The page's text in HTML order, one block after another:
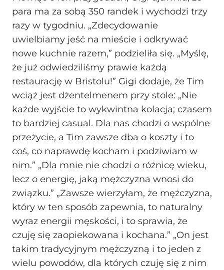
para ma za sobą 350 randek i wychodzi trzy
razy w tygodniu. „Zdecydowanie
uwielbiamy jeść na mieście i odkrywać
nowe kuchnie razem,” podzieliła się. „Myślę,
że już odwiedziliśmy prawie każdą
restaurację w Bristolu!” Gigi dodaje, że Tim
wciąż jest dżentelmenem przy stole: „Nie
każde wyjście to wykwintna kolacja; czasem
to bardziej casual. Dla nas chodzi o wspólne
przeżycie, a Tim zawsze dba o koszty i to
coś, co naprawdę kocham i podziwiam w
nim.” „Dla mnie nie chodzi o różnicę wieku,
lecz o energię, jaką mężczyzna wnosi do
związku.” „Zawsze wierzyłam, że mężczyzna,
który w ten sposób zapewnia, to naturalny
wyraz energii męskości, i to sprawia, że
czuję się zaopiekowana i kochana.” „On jest
takim tradycyjnym mężczyzną i to jeden z
wielu powodów, dla których czuję się z nim